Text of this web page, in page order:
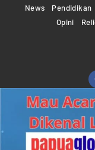
News Pendidikan
Opini
Copyright ©2024-